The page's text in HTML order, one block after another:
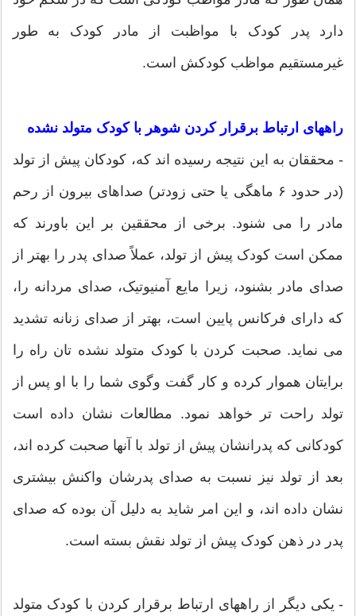
دارد پدر کودک با مواظبت از مادر کودک به طور
غیرمستقیم مواظب کودکش است.
راههای ارتباط برقرار کردن شوهر با کودک متولد نشده
- محققان به این نتیجه رسیده اند که، کودکان پیش از تولد
(در حدود ۶ ماهگی یا حتی زودتر) صداهای بیرون از رحم
مادر را می شنود. برخی از محققین بر این باورند که
ممکن است کودک پیش از تولد، عملاً صدای پدر را بهتر از
صدای مادر بشنود، زیرا مایع آمنیوتیک، صدای مردانه را،
که دارای فرکانس پایین است، بهتر از صدای زنانه تشدید
می نماید. صحبت کردن با کودک متولد نشده تان راه را
برایتان هموار کرده و کار گفت وگوی شما را با او پس از
تولد راحت تر خواهد نمود. مطالعات نشان داده است
کودکانی که پدرانشان پیش از تولد با آنها صحبت کرده اند،
بعد از تولد نیز نسبت به صدای پدرشان واکنش بیشتری
نشان داده اند، و این امر شاید به دلیل آن بوده که صدای
پدر در ذهن کودک پیش از تولد نقش بسته است.
- یکی دیگر از راههای ارتباط برقرار کردن با کودک متولد